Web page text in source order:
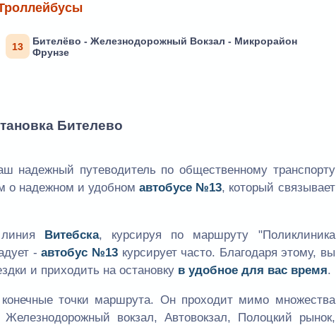
13
Бителёво - Железнодорожный Вокзал - Микрорайон
Фрунзе
Бителево
надежный путеводитель по общественному транспорту
о надежном и удобномавтобусе №13, который связывает
Витебска, курсируя по маршруту "Поликлиника
-автобус №13 курсирует часто. Благодаря этому, вы
и приходить на остановку в удобное для вас время.
точки маршрута. Он проходит мимо множества
вокзал, Автовокзал, Полоцкий рынок,